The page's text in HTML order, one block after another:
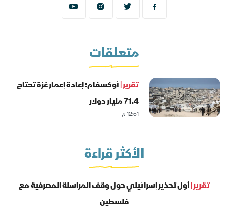
متعلقات
تقرير |أوكسفام: إعادة إعمار غزة تحتاج
71.4 مليار دولار
12:51 م
الأكثر قراءة
تقرير |أول تحذير إسرائيلي حول وقف المراسلة المصرفية مع
فلسطين